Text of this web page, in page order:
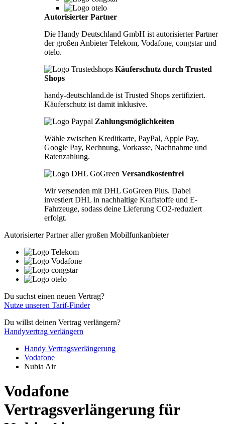
Autorisierter Partner
Die Handy Deutschland GmbH ist autorisierter Partner
der großen Anbieter Telekom, Vodafone, congstar und
otelo.
Käuferschutz durch Trusted
Shops
handy-deutschland.de ist Trusted Shops zertifiziert.
Käuferschutz ist damit inklusive.
Zahlungsmöglichkeiten
Wähle zwischen Kreditkarte, PayPal, Apple Pay,
Google Pay, Rechnung, Vorkasse, Nachnahme und
Ratenzahlung.
Versandkostenfrei
Wir versenden mit DHL GoGreen Plus. Dabei
investiert DHL in nachhaltige Kraftstoffe und E-
Fahrzeuge, sodass deine Lieferung CO2-reduziert
erfolgt.
Autorisierter Partner aller großen Mobilfunkanbieter
Du suchst einen neuen Vertrag?
Nutze unseren Tarif-Finder
Du willst deinen Vertrag verlängern?
Handyvertrag verlängern
Handy Vertragsverlängerung
Vodafone
Nubia Air
Vodafone
Vertragsverlängerung für